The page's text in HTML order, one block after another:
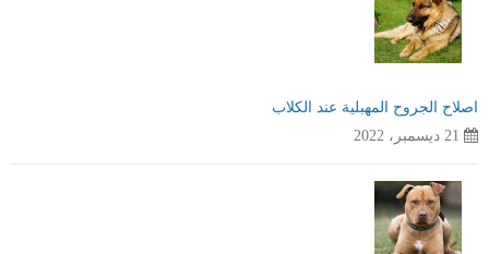
اصلاح الجروح المهبلية عند الكلاب
21 ديسمبر، 2022